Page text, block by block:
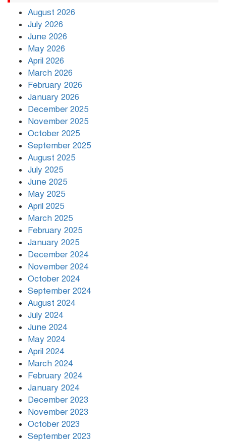
বৃষ্টি থামার নাম নেই, পথে পথে
August 2026
July 2026
June 2026
May 2026
April 2026
March 2026
February 2026
January 2026
December 2025
November 2025
October 2025
September 2025
August 2025
July 2025
June 2025
May 2025
April 2025
March 2025
February 2025
January 2025
December 2024
November 2024
October 2024
September 2024
August 2024
July 2024
June 2024
May 2024
April 2024
March 2024
February 2024
January 2024
December 2023
November 2023
October 2023
September 2023